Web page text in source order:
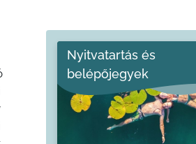
Nyitvatartás és
belépőjegyek